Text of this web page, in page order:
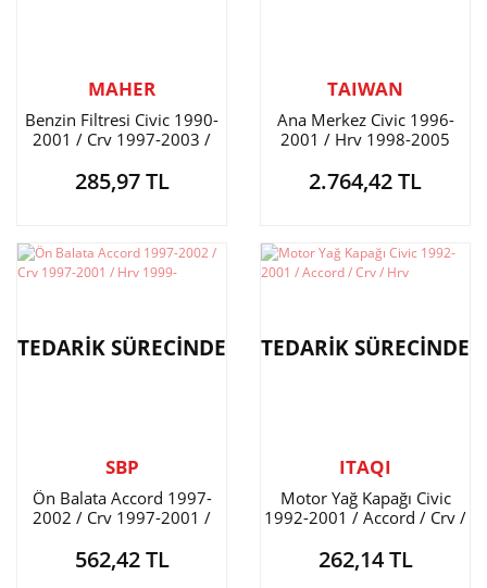
MAHER
Benzin Filtresi Civic 1990-
2001 / Crv 1997-2003 /
1990-1998
285,97 TL
TAIWAN
Ana Merkez Civic 1996-
2001 / Hrv 1998-2005
2.764,42 TL
TEDARİK SÜRECİNDE
SBP
Ön Balata Accord 1997-
2002 / Crv 1997-2001 /
562,42 TL
TEDARİK SÜRECİNDE
ITAQI
Motor Yağ Kapağı Civic
1992-2001 / Accord / Crv /
262,14 TL